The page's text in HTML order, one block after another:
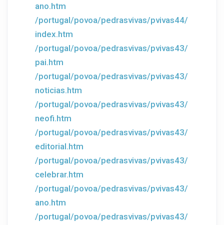
ano.htm
/portugal/povoa/pedrasvivas/pvivas44/
index.htm
/portugal/povoa/pedrasvivas/pvivas43/
pai.htm
/portugal/povoa/pedrasvivas/pvivas43/
noticias.htm
/portugal/povoa/pedrasvivas/pvivas43/
neofi.htm
/portugal/povoa/pedrasvivas/pvivas43/
editorial.htm
/portugal/povoa/pedrasvivas/pvivas43/
celebrar.htm
/portugal/povoa/pedrasvivas/pvivas43/
ano.htm
/portugal/povoa/pedrasvivas/pvivas43/